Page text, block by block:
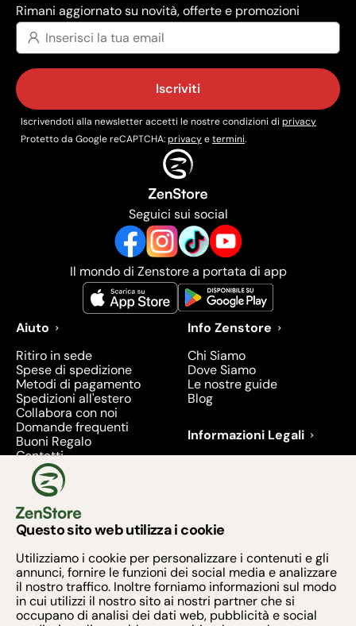
Rimani aggiornato su novità, offerte e promozioni
Iscriviti
Iscrivendoti alla newsletter accetti le nostre condizioni di privacy
Protetto da Google reCAPTCHA:privacyetermini.
Seguici sui social
Il mondo di Zenstore a portata di app
Aiuto
Ritiro in sede
Spese di spedizione
Metodi di pagamento
Spedizioni all'estero
Collabora con noi
Domande frequenti
Buoni Regalo
Contatti
Info Zenstore
Chi Siamo
Dove Siamo
Le nostre guide
Blog
Informazioni Legali
ritirati - 2026
Metodi di pagamento
Questo sito web utilizza i cookie
Utilizziamo i cookie per personalizzare i contenuti e gli
annunci, fornire le funzioni dei social media e analizzare
il nostro traffico. Inoltre forniamo informazioni sul modo
in cui utilizzi il nostro sito ai nostri partner che si
occupano di analisi dei dati web, pubblicità e social